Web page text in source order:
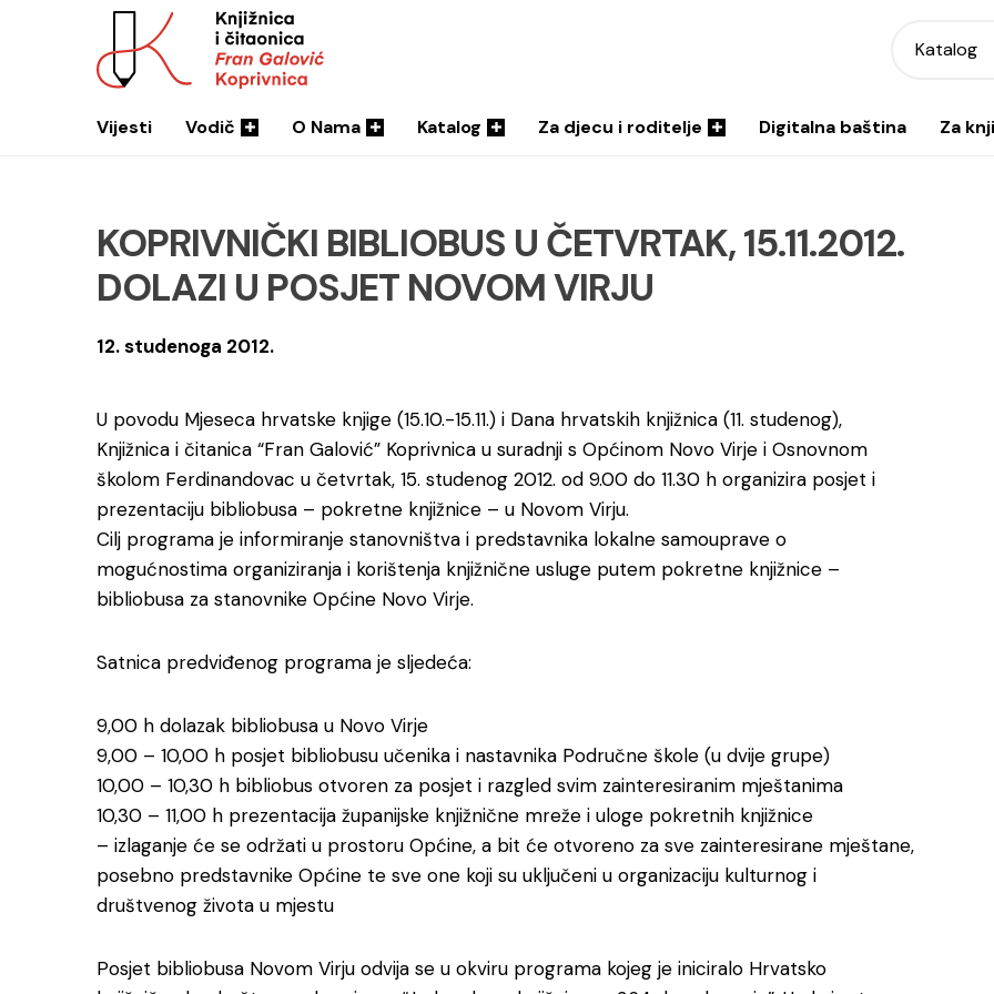
Katalog
Vijesti Vodič O Nama Katalog Za djecu i roditelje Digitalna baština Za
KOPRIVNIČKI BIBLIOBUS U ČETVRTAK, 15.11.2012.
DOLAZI U POSJET NOVOM VIRJU
12. studenoga 2012.
U povodu Mjeseca hrvatske knjige (15.10.-15.11.) i Dana hrvatskih knjižnica (11. studenog),
Knjižnica i čitanica “Fran Galović” Koprivnica u suradnji s Općinom Novo Virje i Osnovnom
školom Ferdinandovac u četvrtak, 15. studenog 2012. od 9.00 do 11.30 h organizira posjet i
prezentaciju bibliobusa – pokretne knjižnice – u Novom Virju.
Cilj programa je informiranje stanovništva i predstavnika lokalne samouprave o
mogućnostima organiziranja i korištenja knjižnične usluge putem pokretne knjižnice –
bibliobusa za stanovnike Općine Novo Virje.
Satnica predviđenog programa je sljedeća:
9,00 h dolazak bibliobusa u Novo Virje
9,00 – 10,00 h posjet bibliobusu učenika i nastavnika Područne škole (u dvije grupe)
10,00 – 10,30 h bibliobus otvoren za posjet i razgled svim zainteresiranim mještanima
10,30 – 11,00 h prezentacija županijske knjižnične mreže i uloge pokretnih knjižnice
– izlaganje će se održati u prostoru Općine, a bit će otvoreno za sve zainteresirane mještane,
posebno predstavnike Općine te sve one koji su uključeni u organizaciju kulturnog i
društvenog života u mjestu
Posjet bibliobusa Novom Virju odvija se u okviru programa kojeg je iniciralo Hrvatsko